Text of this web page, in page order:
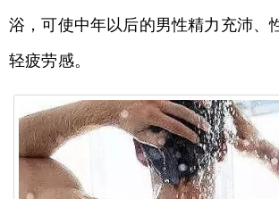
浴，可使中年以后的男性精力充沛、
轻疲劳感。